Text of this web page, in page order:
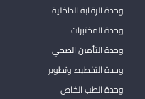
وحدة الرقابة الداخلية
وحدة المختبرات
وحدة التأمين الصحي
وحدة التخطيط وتطوير
وحدة الطب الخاص